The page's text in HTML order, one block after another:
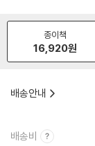
종이책
16,920원
배송안내
배송비